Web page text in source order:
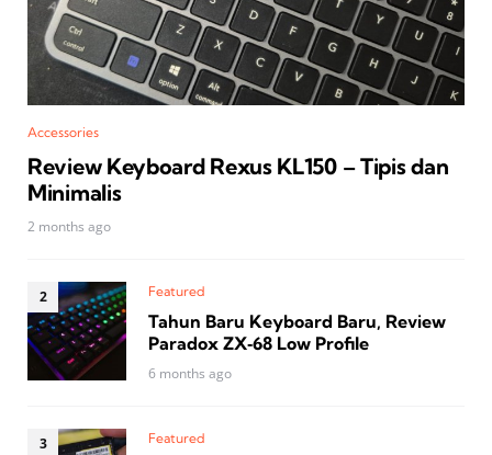
Accessories
Review Keyboard Rexus KL150 – Tipis dan
Minimalis
2 months ago
Featured
Tahun Baru Keyboard Baru, Review
Paradox ZX‑68 Low Profile
6 months ago
Featured